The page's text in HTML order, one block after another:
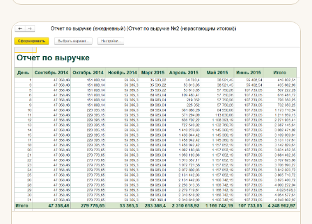
Отчет по выручке (ежедневный) с нарастающим